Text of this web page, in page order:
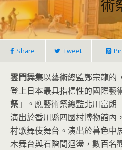
Share Tweet
雲門舞集以藝術總監鄭宗龍的
登上日本最具指標性的國際藝
祭」。應藝術祭總監北川富朗
演出於香川縣四國村博物館內
村歌舞伎舞台。演出於暮色中
木舞台與石階間迴盪，數百名